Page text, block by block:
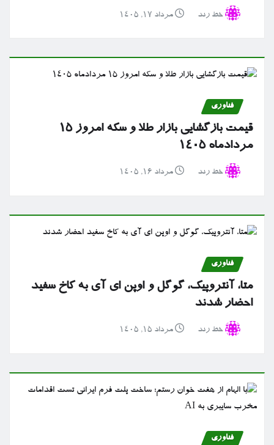
خط رند مرداد ۱۷, ۱۴۰۵
فناوری
قیمت بازگشایی بازار طلا و سکه امروز ۱۵
مردادماه ۱۴۰۵
خط رند مرداد ۱۶, ۱۴۰۵
فناوری
متا، آنتروپیک، گوگل و اوپن ای آی به کاخ سفید
احضار شدند
خط رند مرداد ۱۵, ۱۴۰۵
فناوری